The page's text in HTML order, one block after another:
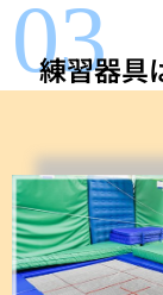
03
練習器具